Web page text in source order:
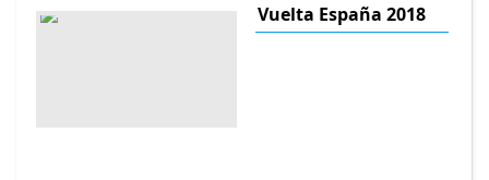
Vuelta España 2018